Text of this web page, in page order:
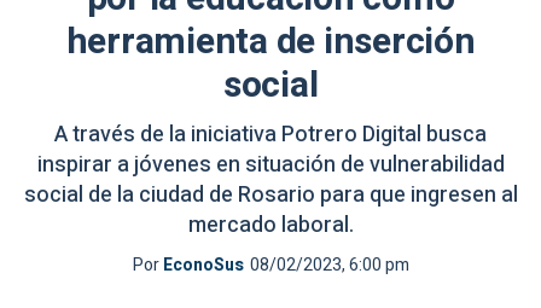
herramienta de inserción
social
A través de la iniciativa Potrero Digital busca
inspirar a jóvenes en situación de vulnerabilidad
social de la ciudad de Rosario para que ingresen al
mercado laboral.
PorEconoSus 08/02/2023, 6:00 pm